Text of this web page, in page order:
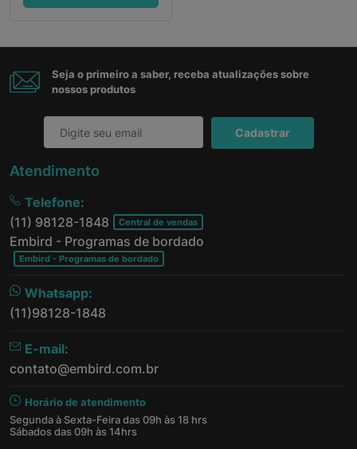
Seja o primeiro a saber, receba atualizações sobre
nossos produtos
Cadastrar
Atendimento
Telefone:
(11) 98128-1848
Central de vendas
Embird - Programas de bordado
Embird - Programas de bordado
Whatsapp:
(11)98128-1848
E-mail:
contato@embird.com.br
Horário de atendimento
Segunda à Sexta-Feira das 09h às 18 hrs
Sábados das 09h às 14hrs